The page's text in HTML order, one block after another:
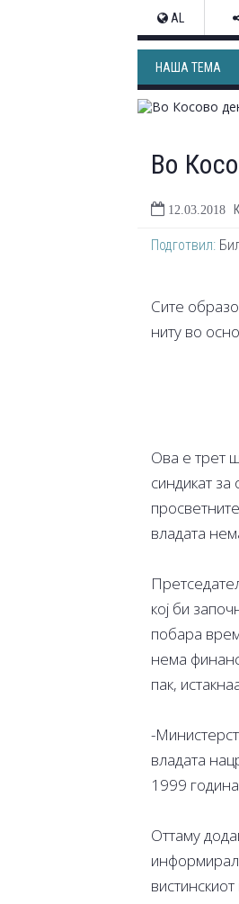
AL
НАША ТЕМА
Во
12.03.2018
Подготвил:
Сите
ниту во
Ова е трет
синдикат за
владата
кој би
побара
нема
пак,
-
владата
1999
Оттаму